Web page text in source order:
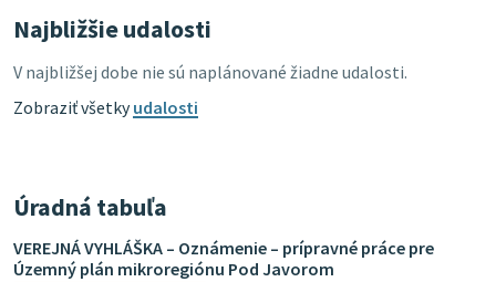
Najbližšie udalosti
V najbližšej dobe nie sú naplánované žiadne udalosti.
Zobraziť všetkyudalosti
Úradná tabuľa
VEREJNÁ VYHLÁŠKA – Oznámenie – prípravné práce pre
Územný plán mikroregiónu Pod Javorom